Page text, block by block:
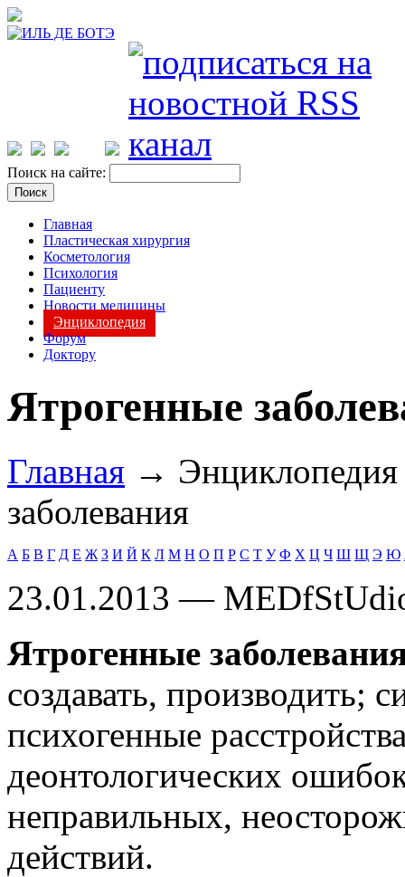
Поиск на сайте:
Главная
Пластическая хирургия
Косметология
Психология
Пациенту
Новости медицины
Энциклопедия
Форум
Доктору
Ятрогенные
Главная →
заболевания
А Б В Г Д Е Ж З И Й К Л М Н О П Р С Т У Ф Х Ц Ч Ш Щ Э Ю
23.01.2013 —
Ятрогенные
создавать, производить;
психогенные
деонтологических
неправильных,
действий.